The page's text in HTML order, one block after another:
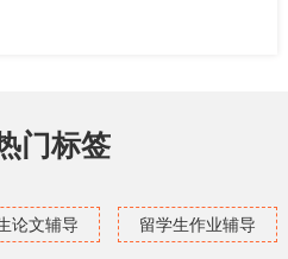
门标签
论文辅导 留学生作业辅导